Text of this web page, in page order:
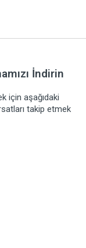
İndirin
için aşağıdaki
takip etmek